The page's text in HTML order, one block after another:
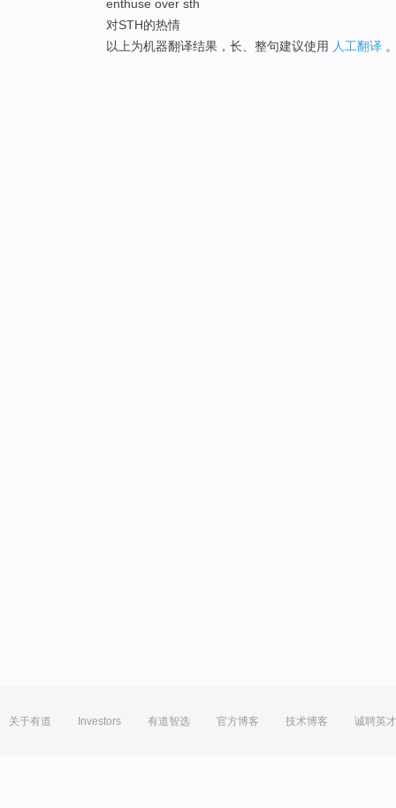
enthuse over sth
对STH的热情
以上为机器翻译结果，长、整句建议使用 人工翻译
关于有道 Investors 有道智选 官方博客 技术博客 诚聘英才